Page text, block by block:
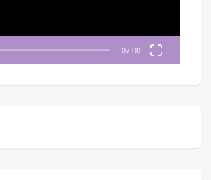
07:00